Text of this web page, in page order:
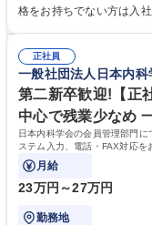
求・支払データ登録、取
の他に担当頂く業務が発生する場合が
業務職/三井物産グループ/
格をお持ちでない方は入
ション力がある方。 ・チ
方。多様な関係者と謙虚
ール管理が出来る方。※将
へのジョブローテーションの可能性が
院 大学 語学力： 資格：宅
正社員
一般社団法人日本内科
第二新卒歓迎!【正
中心で残業少なめ
日本内科学会の会員管理部門
ステム入力、電話・FAX対応を
などにも幅広く携わっていただ
月給
23万円～27万円
勤務地